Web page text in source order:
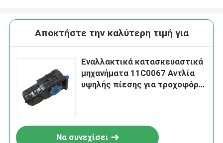
Αποκτήστε την καλύτερη τιμή για
Εναλλακτικά κατασκευαστικά
μηχανήματα 11C0067 Αντλία
υψηλής πίεσης για τροχοφόρο
Να συνεχίσει